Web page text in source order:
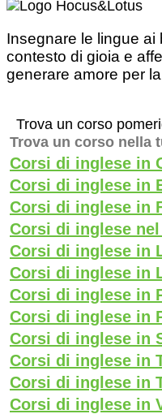
Insegnare le lingue ai
contesto di gioia e
generare amore per
Trova un corso
Trova un corso nella
Corsi di inglese in
Corsi di inglese in
Corsi di inglese in
Corsi di inglese
Corsi di inglese in
Corsi di inglese in
Corsi di inglese in
Corsi di inglese in
Corsi di inglese in
Corsi di inglese in
Corsi di inglese in
Corsi di inglese in